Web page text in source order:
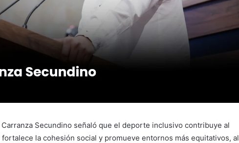
Secundino señaló que el deporte inclusivo contribuye al
la cohesión social y promueve entornos más equitativos, al